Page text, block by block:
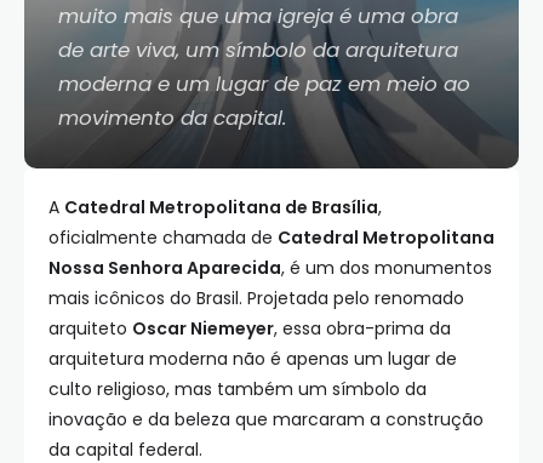
muito mais que uma igreja é uma obra
de arte viva, um símbolo da arquitetura
moderna e um lugar de paz em meio ao
movimento da capital.
A Catedral Metropolitana de Brasília,
oficialmente chamada de Catedral Metropolitana
Nossa Senhora Aparecida, é um dos monumentos
mais icônicos do Brasil. Projetada pelo renomado
arquiteto Oscar Niemeyer, essa obra-prima da
arquitetura moderna não é apenas um lugar de
culto religioso, mas também um símbolo da
inovação e da beleza que marcaram a construção
da capital federal.